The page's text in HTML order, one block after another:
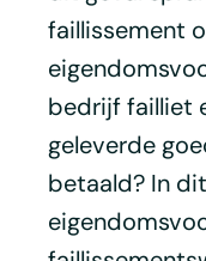
faillissement
bedrijf failliet
geleverde
betaald? In